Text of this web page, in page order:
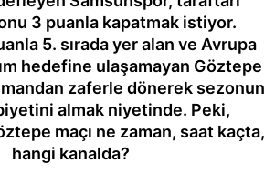
3 puanla kapatmak istiyor.
5. sırada yer alan ve Avrupa
hedefine ulaşamayan Göztepe
zaferle dönerek sezonun
almak niyetinde. Peki,
maçı ne zaman, saat kaçta,
hangi kanalda?